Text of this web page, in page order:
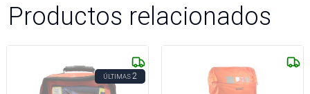
Productos relacionados
ÚLTIMAS2